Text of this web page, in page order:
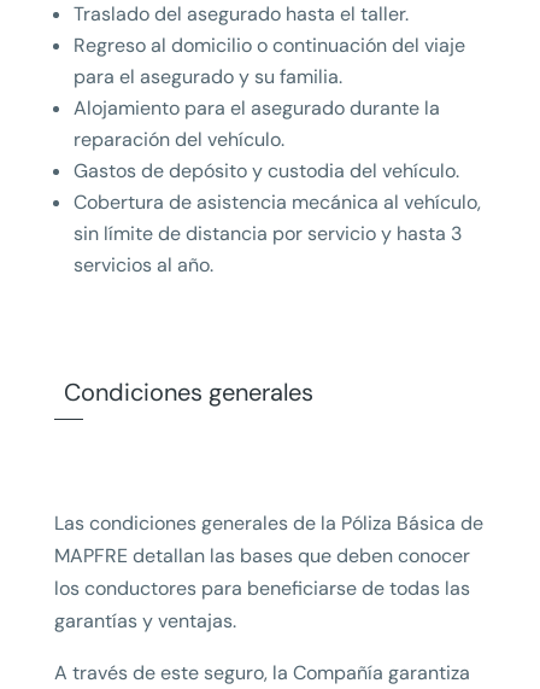
Traslado del asegurado hasta el taller.
Regreso al domicilio o continuación del viaje
para el asegurado y su familia.
Alojamiento para el asegurado durante la
reparación del vehículo.
Gastos de depósito y custodia del vehículo.
Cobertura de asistencia mecánica al vehículo,
sin límite de distancia por servicio y hasta 3
servicios al año.
Condiciones generales
Las condiciones generales de la Póliza Básica de
MAPFRE detallan las bases que deben conocer
los conductores para beneficiarse de todas las
garantías y ventajas.
A través de este seguro, la Compañía garantiza